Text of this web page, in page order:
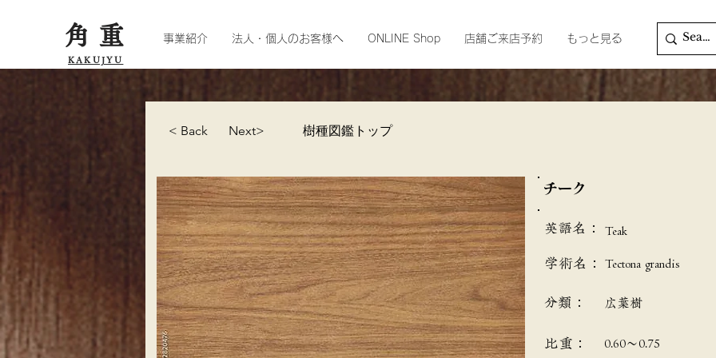
角重
KAKUJYU
事業紹介 法人・個人のお客様へ ONLINE Shop 店舗ご来店予約 もっと見る
< Back Next> 樹種図鑑トップ
チーク
英語名： Teak
学術名： Tectona grandis
分類： 広葉樹
​比重： 0.60～0.75